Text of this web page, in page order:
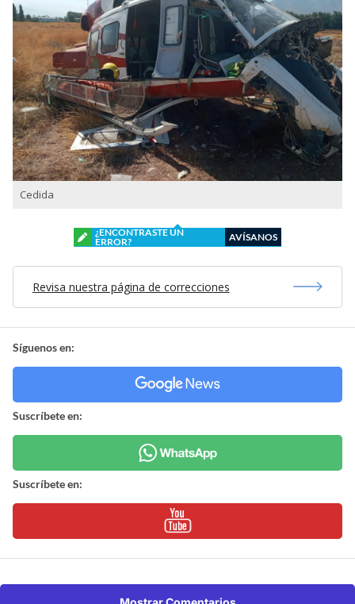
Cedida
¿ENCONTRASTE UN
ERROR?
AVÍSANOS
Revisa nuestra página de correcciones
Síguenos en:
Suscríbete en:
Suscríbete en: